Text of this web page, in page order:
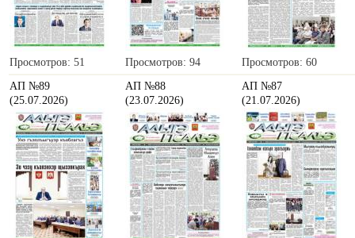
Просмотров: 51 Просмотров: 94
Просмотров: 60
АП №89
(25.07.2026)
АП №88
(23.07.2026)
АП №87
(21.07.2026)